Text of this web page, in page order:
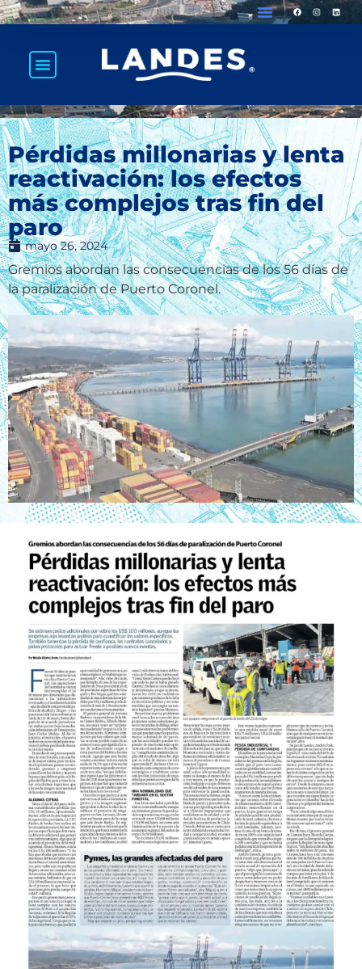
Pérdidas millonarias y lenta
reactivación: los efectos
más complejos tras fin del
paro
mayo 26, 2024
Gremios abordan las consecuencias de los 56 días de
la paralización de Puerto Coronel.